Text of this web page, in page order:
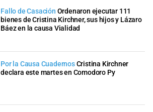
Fallo de Casación Ordenaron ejecutar 111
bienes de Cristina Kirchner, sus hijos y Lázaro
Báez en la causa Vialidad
Por la Causa CuadernosCristina Kirchner
declara este martes en Comodoro Py